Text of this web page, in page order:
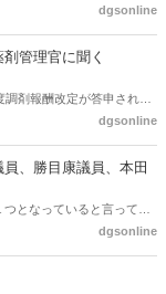
てもいいだろう。本稿で
地域フォーミュラリの作
開かれた「日本フォーミュ
強い要望があったことを
ついて銘柄を含めて選定
dgsonline
管理官に聞く
調剤報酬改定が答申され
薬剤管理官の安川孝志氏
dgsonline
、勝目康議員、本田
となっていると言っても
特に与党では、政府関係者
dgsonline